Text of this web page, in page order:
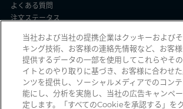
よくある質問
注文ステータス
プライバシーと使用
個人情報保護方針
契約条件
Manage Cookies
当社および当社の提携企業はクッキーおよび
キング技術、お客様の連絡先情報など、お客
提供するデータの一部を使用してこれらやそ
イトとのやり取りに基づき、お客様に合わせ
ンツを提供し、ソーシャルメディアでのコン
能にし、分析を実施し、当社の広告キャンペ
定します。「すべてのCookieを承認する」を